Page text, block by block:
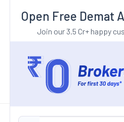
Open Free Demat
Join our 3.5 Cr+ happy